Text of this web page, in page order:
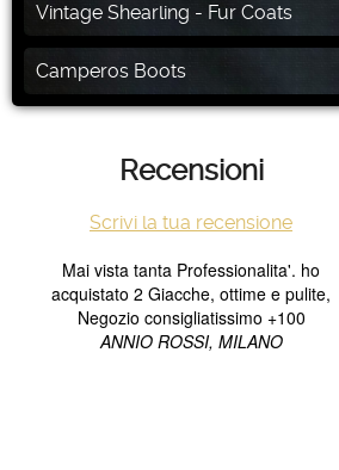
Vintage Shearling - Fur Coats
Camperos Boots
Recensioni
Scrivi la tua recensione